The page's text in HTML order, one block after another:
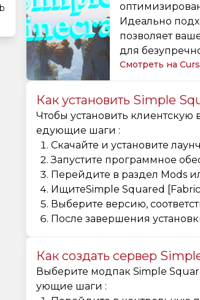
Идеально
позволяет
для
Смотреть на
Как установить Simple
Чтобы установить
едующие шаги :
Скачайте и установите
Запустите программное
Перейдите в раздел Mods
ИщитеSimple Squared
Выберите версию,
После завершения
Как создать сервер
Выберите модпак Simple
ующие шаги :